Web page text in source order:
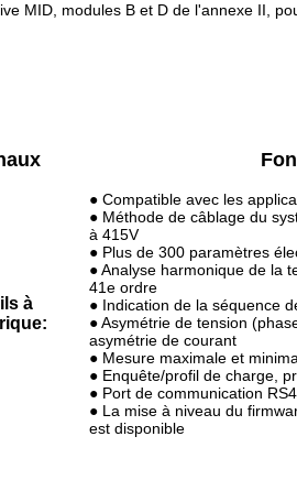
MID, modules B et D de l'annexe II,
à
● Compatible avec les
● Méthode de câblage du
à 415V
● Plus de 300 paramètres
● Analyse harmonique de la
41e ordre
● Indication de la séquence
● Asymétrie de tension
asymétrie de courant
● Mesure maximale et
● Enquête/profil de charge,
● Port de communication
● La mise à niveau du
est disponible